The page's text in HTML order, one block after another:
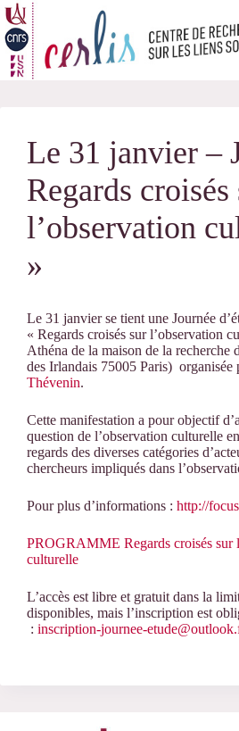
Passer
au
contenu
Le 31 janvier –
Regards croisés
l’observation
»
Le 31 janvier se tient une Journée
« Regards croisés sur l’observation
Athéna de la maison de la recherche
des Irlandais 75005 Paris) organisée
Thévenin.
Cette manifestation a pour objectif
question de l’observation culturelle
regards des diverses catégories
chercheurs impliqués dans
Pour plus d’informations : http://
PROGRAMME Regards croisés sur
culturelle
L’accès est libre et gratuit dans la
disponibles, mais l’inscription est
: inscription-journee-